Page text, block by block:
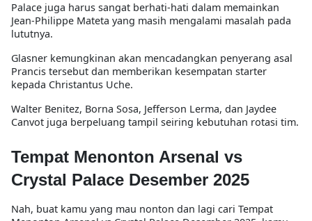
Palace juga harus sangat berhati-hati dalam memainkan
Jean-Philippe Mateta yang masih mengalami masalah pada
lututnya.
Glasner kemungkinan akan mencadangkan penyerang asal
Prancis tersebut dan memberikan kesempatan starter
kepada Christantus Uche.
Walter Benitez, Borna Sosa, Jefferson Lerma, dan Jaydee
Canvot juga berpeluang tampil seiring kebutuhan rotasi tim.
Tempat Menonton Arsenal vs
Crystal Palace Desember 2025
Nah, buat kamu yang mau nonton dan lagi cari Tempat